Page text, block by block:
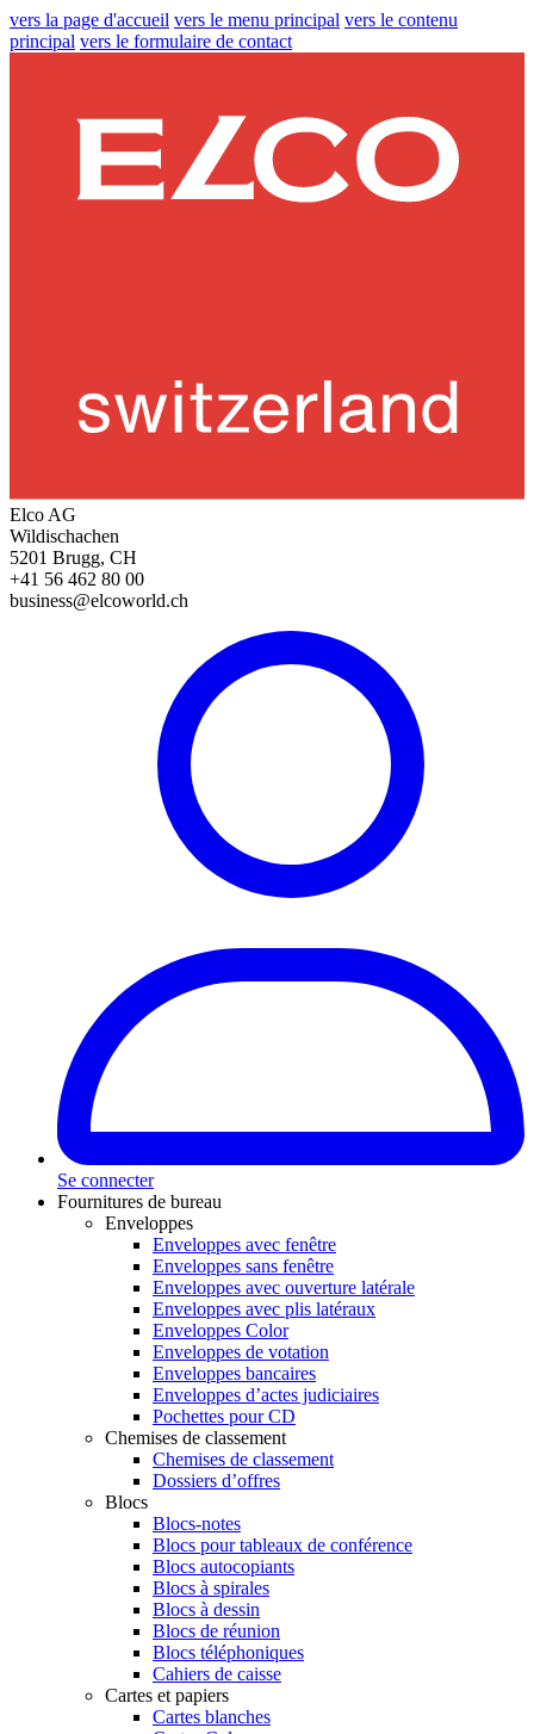
vers la page d'accueil vers le menu principal vers le contenu
principal vers le formulaire de contact
Elco AG
Wildischachen
5201 Brugg, CH
+41 56 462 80 00
business@elcoworld.ch
Se connecter
Fournitures de bureau
Enveloppes
Enveloppes avec fenêtre
Enveloppes sans fenêtre
Enveloppes avec ouverture latérale
Enveloppes avec plis latéraux
Enveloppes Color
Enveloppes de votation
Enveloppes bancaires
Enveloppes d’actes judiciaires
Pochettes pour CD
Chemises de classement
Chemises de classement
Dossiers d’offres
Blocs
Blocs-notes
Blocs pour tableaux de conférence
Blocs autocopiants
Blocs à spirales
Blocs à dessin
Blocs de réunion
Blocs téléphoniques
Cahiers de caisse
Cartes et papiers
Cartes blanches